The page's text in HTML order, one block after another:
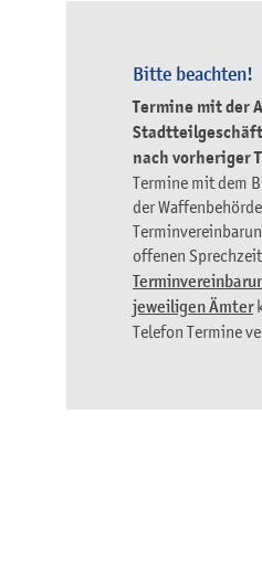
Bitte beachten!
Termine mit der
nach vorheriger
Termine mit dem
der
offenen
jeweiligen Ämter
Telefon Termine